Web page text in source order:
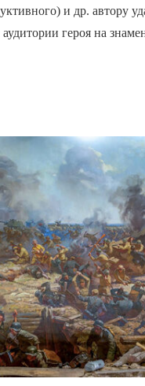
и др. автору
аудитории героя на